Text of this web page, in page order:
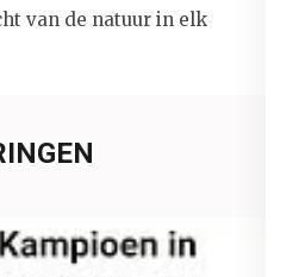
van de natuur in elk